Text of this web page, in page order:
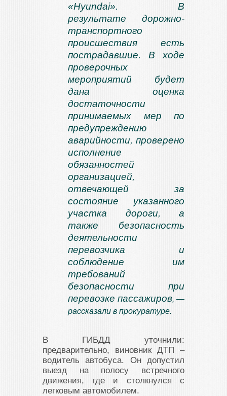
«Hyundai». В
результате дорожно-
транспортного
происшествия есть
пострадавшие. В ходе
проверочных
мероприятий будет
дана оценка
достаточности
принимаемых мер по
предупреждению
аварийности, проверено
исполнение
обязанностей
организацией,
отвечающей за
состояние указанного
участка дороги, а
также безопасность
деятельности
перевозчика и
соблюдение им
требований
безопасности при
перевозке пассажиров, —
рассказали в прокуратуре.
В ГИБДД уточнили:
предварительно, виновник ДТП –
водитель автобуса. Он допустил
выезд на полосу встречного
движения, где и столкнулся с
легковым автомобилем.